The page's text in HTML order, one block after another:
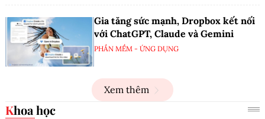
Gia tăng sức mạnh, Dropbox kết nối
với ChatGPT, Claude và Gemini
PHẦN MỀM - ỨNG DỤNG
Xem thêm
Khoa học